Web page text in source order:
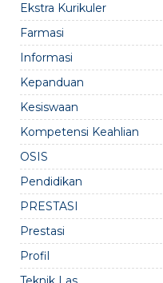
Ekstra Kurikuler
Farmasi
Informasi
Kepanduan
Kesiswaan
Kompetensi Keahlian
OSIS
Pendidikan
PRESTASI
Prestasi
Profil